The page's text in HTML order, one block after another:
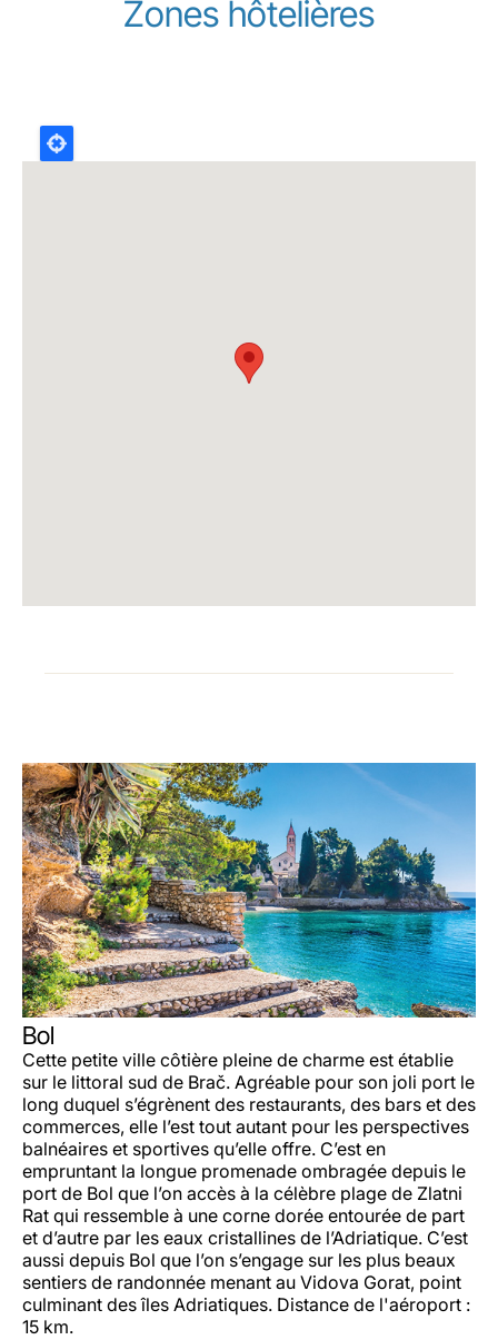
Zones hôtelières
Bol
Cette petite ville côtière pleine de charme est établie
sur le littoral sud de Brač. Agréable pour son joli port le
long duquel s’égrènent des restaurants, des bars et des
commerces, elle l’est tout autant pour les perspectives
balnéaires et sportives qu’elle offre. C’est en
empruntant la longue promenade ombragée depuis le
port de Bol que l’on accès à la célèbre plage de Zlatni
Rat qui ressemble à une corne dorée entourée de part
et d’autre par les eaux cristallines de l’Adriatique. C’est
aussi depuis Bol que l’on s’engage sur les plus beaux
sentiers de randonnée menant au Vidova Gorat, point
culminant des îles Adriatiques. Distance de l'aéroport :
15 km.